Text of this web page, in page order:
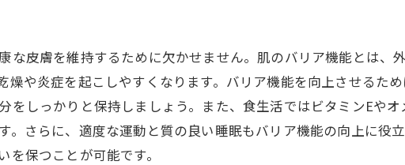
な皮膚を維持するために欠かせません。肌のバリア機能とは、
燥や炎症を起こしやすくなります。バリア機能を向上させるた
をしっかりと保持しましょう。また、食生活ではビタミンEや
。さらに、適度な運動と質の良い睡眠もバリア機能の向上に役
保つことが可能です。